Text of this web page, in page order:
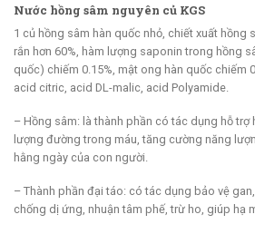
Nước hồng sâm nguyên củ KGS
1 củ hồng sâm hàn quốc nhỏ, chiết xuất hồng
rắn hơn 60%, hàm lượng saponin trong hồng
quốc) chiếm 0.15%, mật ong hàn quốc chiếm
acid citric, acid DL-malic, acid Polyamide.
– Hồng sâm: là thành phần có tác dụng hỗ trợ
lượng đường trong máu, tăng cường năng
hằng ngày của con người.
– Thành phần đại táo: có tác dụng bảo vệ
chống dị ứng, nhuận tâm phế, trừ ho, giúp hạ